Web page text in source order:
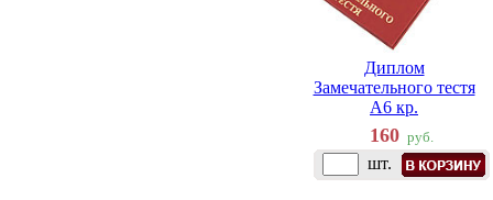
Диплом
Замечательного тестя
A6 кр.
160 руб.
шт.